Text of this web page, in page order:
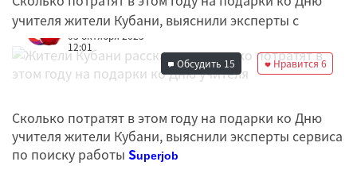
учителя жители Кубани, выяснили эксперты с
Редакция
03 октября 2023
12:01
Нравится6
Обсудить 15
Сколько потратят в этом году на подарки ко Дню
учителя жители Кубани, выяснили эксперты сервиса
по поиску работы Superjob